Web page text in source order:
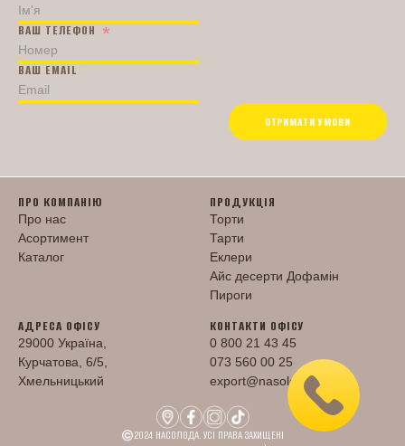
ПРОДУКЦІЯ
Айс десерти Дофамін
ENG
ЗВ'ЯЗАТИСЬ З НАМИ
ВАШ ТЕЛЕФОН
ВАШ EMAIL
ОТРИМАТИ УМОВИ
ПРО КОМПАНІЮ
Про нас
Асортимент
Каталог
ПРОДУКЦІЯ
Торти
Тарти
Еклери
Айс десерти Дофамін
Пироги
АДРЕСА ОФІСУ
29000 Україна,
Курчатова, 6/5,
Хмельницький
КОНТАКТИ ОФІСУ
0 800 21 43 45
073 560 00 25
export@nasoloda.com.ua
2024 НАСОЛОДА. УСІ ПРАВА ЗАХИЩЕНІ